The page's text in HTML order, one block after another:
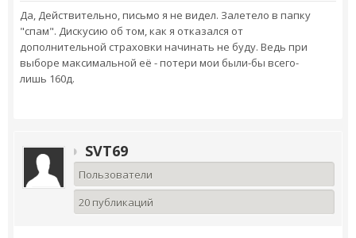
Да, Действительно, письмо я не видел. Залетело в папку
"спам". Дискусию об том, как я отказался от
дополнительной страховки начинать не буду. Ведь при
выборе максимальной её - потери мои были-бы всего-
лишь 160д.
SVT69
Пользователи
20 публикаций